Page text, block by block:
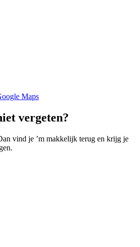
Maps
vergeten?
vind je ’m makkelijk terug en krijg je